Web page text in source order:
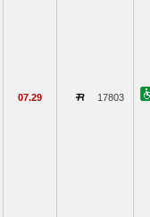
07.29 17803